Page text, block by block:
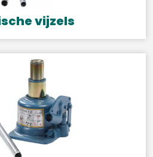
vijzels